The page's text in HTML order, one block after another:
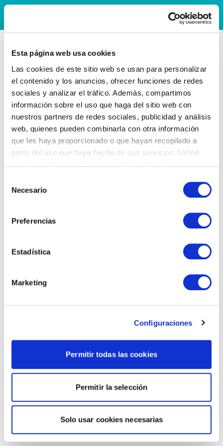
Esta página web usa cookies
Las cookies de este sitio web se usan para personalizar
el contenido y los anuncios, ofrecer funciones de redes
sociales y analizar el tráfico. Además, compartimos
información sobre el uso que haga del sitio web con
nuestros partners de redes sociales, publicidad y análisis
web, quienes pueden combinarla con otra información
que les haya proporcionado o que hayan recopilado a
partir del uso que haya hecho de sus servicios. Usted
Necesario
Preferencias
Estadística
Marketing
Configuraciones
Permitir todas las cookies
Permitir la selección
Solo usar cookies necesarias